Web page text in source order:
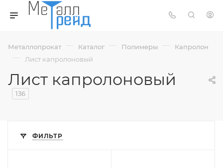
Металлопрокат — Каталог — Полимеры — Капролон
— Лист капролоновый
Лист капролоновый
136
ФИЛЬТР